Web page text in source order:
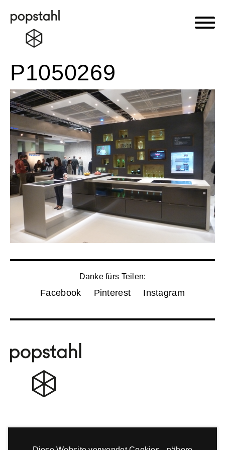
Zum
Inhalt
springen
Popstahl
P1050269
Danke fürs Teilen:
Facebook Pinterest Instagram